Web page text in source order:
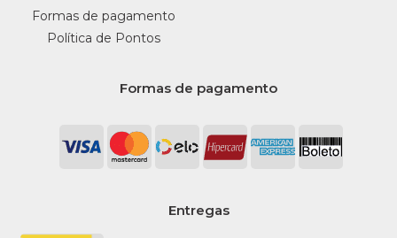
Formas de pagamento
Política de Pontos
Formas de pagamento
Entregas